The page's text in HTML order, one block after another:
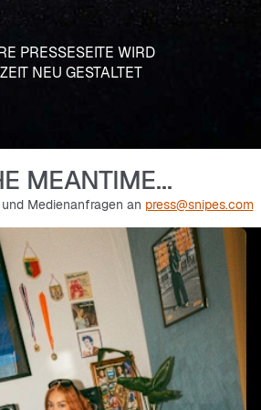
PRESSESEITE WIRD
NEU GESTALTET
MEANTIME...
Medienanfragen an press@snipes.com